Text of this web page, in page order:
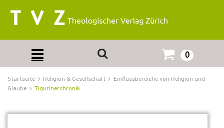
0
Startseite Religion & Gesellschaft
Einflussbereiche von Religion und
Glaube
Tigurinerchronik